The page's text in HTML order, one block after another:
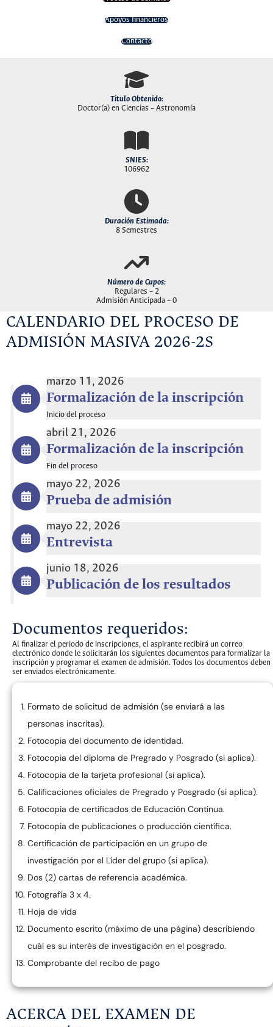
Apoyos financieros
Contacto
Titulo Obtenido:
Doctor(a) en Ciencias – Astronomía
SNIES:
106962
Duración Estimada:
8 Semestres
Número de Cupos:
Regulares – 2
Admisión Anticipada – 0
CALENDARIO DEL PROCESO DE
ADMISIÓN MASIVA 2026-2S
marzo 11, 2026
Formalización de la inscripción
Inicio del proceso
abril 21, 2026
Formalización de la inscripción
Fin del proceso
mayo 22, 2026
Prueba de admisión
mayo 22, 2026
Entrevista
junio 18, 2026
Publicación de los resultados
Documentos requeridos:
Al finalizar el periodo de inscripciones, el aspirante recibirá un correo
electrónico donde le solicitarán los siguientes documentos para formalizar la
inscripción y programar el examen de admisión. Todos los documentos deben
ser enviados electrónicamente.
Formato de solicitud de admisión (se enviará a las
personas inscritas).
Fotocopia del documento de identidad.
Fotocopia del diploma de Pregrado y Posgrado (si aplica).
Fotocopia de la tarjeta profesional (si aplica).
Calificaciones oficiales de Pregrado y Posgrado (si aplica).
Fotocopia de certificados de Educación Continua.
Fotocopia de publicaciones o producción científica.
Certificación de participación en un grupo de
investigación por el Líder del grupo (si aplica).
Dos (2) cartas de referencia académica.
Fotografía 3 x 4.
Hoja de vida
Documento escrito (máximo de una página) describiendo
cuál es su interés de investigación en el posgrado.
Comprobante del recibo de pago
ACERCA DEL EXAMEN DE